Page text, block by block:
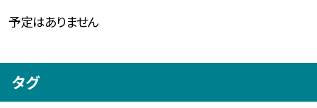
予定はありません
タグ